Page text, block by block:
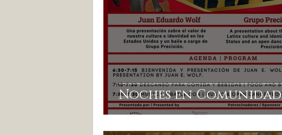
Noches en Comunidad